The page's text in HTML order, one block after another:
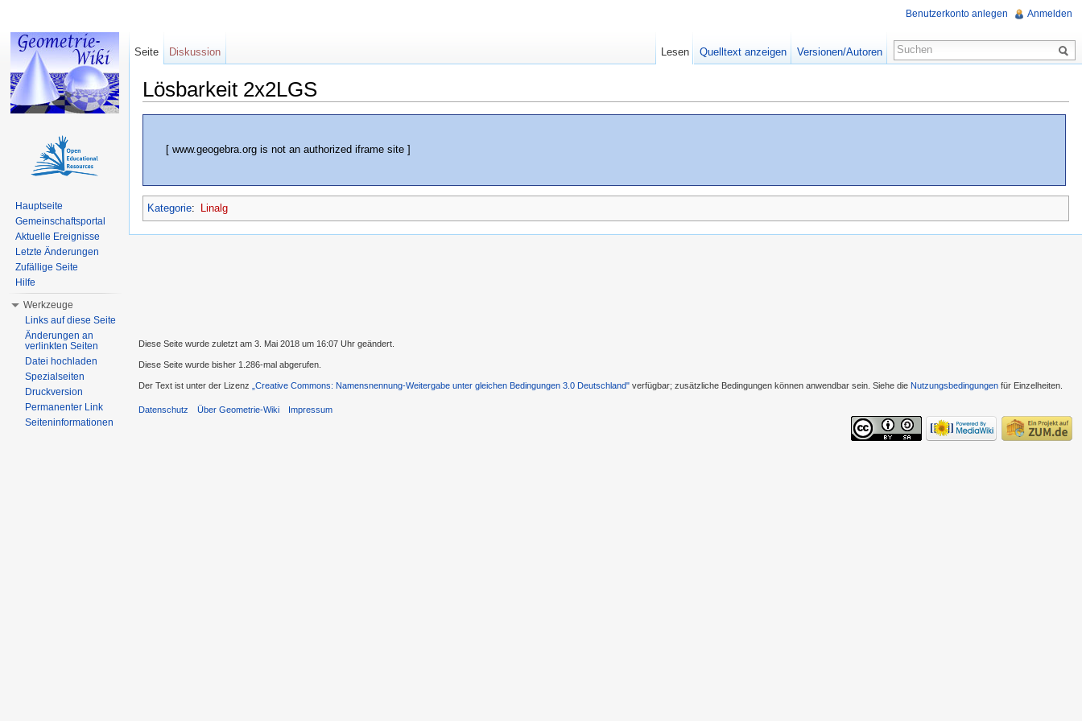
Lösbarkeit 2x2LGS
[ www.geogebra.org is not an authorized iframe site ]
Kategorie: Linalg
Benutzerkonto anlegen Anmelden
Seite Diskussion Lesen Quelltext anzeigen Versionen/Autoren
Hauptseite
Gemeinschaftsportal
Aktuelle Ereignisse
Letzte Änderungen
Zufällige Seite
Hilfe
Werkzeuge
Links auf diese Seite
Änderungen an
verlinkten Seiten
Datei hochladen
Spezialseiten
Druckversion
Permanenter Link
Seiteninformationen
Diese Seite wurde zuletzt am 3. Mai 2018 um 16:07 Uhr geändert.
Diese Seite wurde bisher 1.286-mal abgerufen.
Der Text ist unter der Lizenz „Creative Commons: Namensnennung-Weitergabe unter gleichen Bedingungen 3.0 Deutschland" verfügbar; zusätzliche Bedingungen können anwendbar sein. Siehe die Nutzungsbedingungen für Einzelheiten.
Datenschutz Über Geometrie-Wiki Impressum